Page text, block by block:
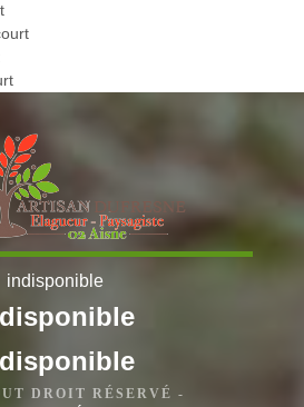
indisponible
DROIT RÉSERVÉ -